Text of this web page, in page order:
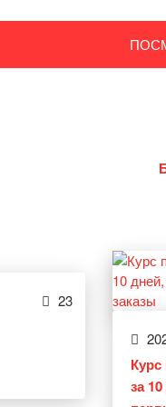
23
Курс
за